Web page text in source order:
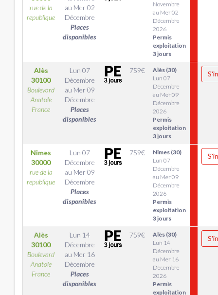
rue de la
republique
au Mer 02
Décembre
Places
disponibles
Novembre
au Mer 02
Décembre
2026
Permis
exploitation
3 jours
Alès
30100
Boulevard
Anatole
France
Lun 07
Décembre
au Mer 09
Décembre
Places
disponibles
759€
Alès (30)
Lun 07
Décembre
au Mer 09
Décembre
2026
Permis
exploitation
3 jours
Nîmes
30000
rue de la
republique
Lun 07
Décembre
au Mer 09
Décembre
Places
disponibles
759€
Nîmes (30)
Lun 07
Décembre
au Mer 09
Décembre
2026
Permis
exploitation
3 jours
Alès
30100
Boulevard
Anatole
France
Lun 14
Décembre
au Mer 16
Décembre
Places
disponibles
759€
Alès (30)
Lun 14
Décembre
au Mer 16
Décembre
2026
Permis
exploitation